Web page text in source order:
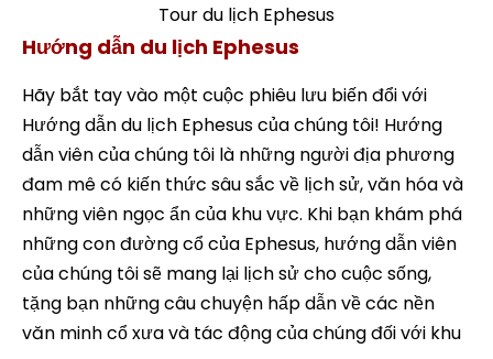
Tour du lịch Ephesus
Hướng dẫn du lịch Ephesus
Hãy bắt tay vào một cuộc phiêu lưu biến đổi với
Hướng dẫn du lịch Ephesus của chúng tôi! Hướng
dẫn viên của chúng tôi là những người địa phương
đam mê có kiến thức sâu sắc về lịch sử, văn hóa và
những viên ngọc ẩn của khu vực. Khi bạn khám phá
những con đường cổ của Ephesus, hướng dẫn viên
của chúng tôi sẽ mang lại lịch sử cho cuộc sống,
tặng bạn những câu chuyện hấp dẫn về các nền
văn minh cổ xưa và tác động của chúng đối với khu